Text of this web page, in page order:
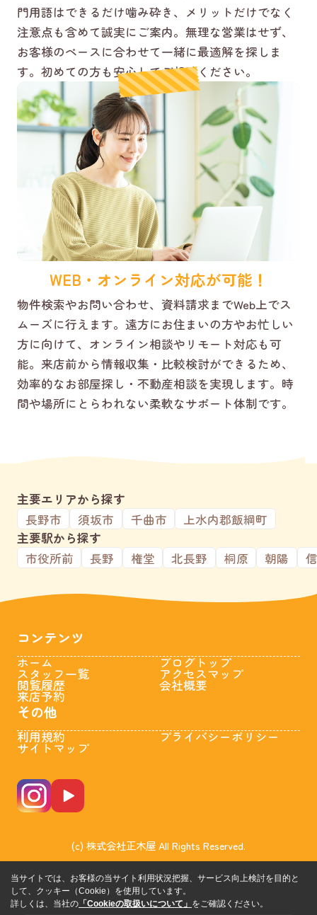
門用語はできるだけ噛み砕き、メリットだけでなく
注意点も含めて誠実にご案内。無理な営業はせず、
お客様のペースに合わせて一緒に最適解を探しま
す。初めての方も安心してご相談ください。
WEB・オンライン対応が可能！
物件検索やお問い合わせ、資料請求までWeb上でス
ムーズに行えます。遠方にお住まいの方やお忙しい
方に向けて、オンライン相談やリモート対応も可
能。来店前から情報収集・比較検討ができるため、
効率的なお部屋探し・不動産相談を実現します。時
間や場所にとらわれない柔軟なサポート体制です。
主要エリアから探す
長野市
須坂市 千曲市
上水内郡飯綱町
主要駅から探す
市役所前
長野 権堂 北長野 桐原 朝陽
コンテンツ
ホーム
スタッフ一覧
閲覧履歴
来店予約
ブログトップ
アクセスマップ
会社概要
その他
利用規約
サイトマップ
プライバシーポリシー
(c) 株式会社正木屋 All Rights Reserved.
当サイトでは、お客様の当サイト利用状況把握、サービス向上検討を目的と
して、クッキー（Cookie）を使用しています。
詳しくは、当社の 「Cookieの取扱いについて」 をご確認ください。